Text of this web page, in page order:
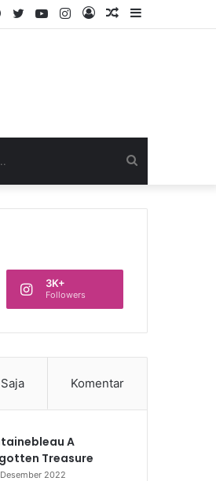
Sidebar
Artikel
Log
Instagram
YouTube
Twitter
Facebook
...
3K+
Followers
Komentar
A
Treasure
2022